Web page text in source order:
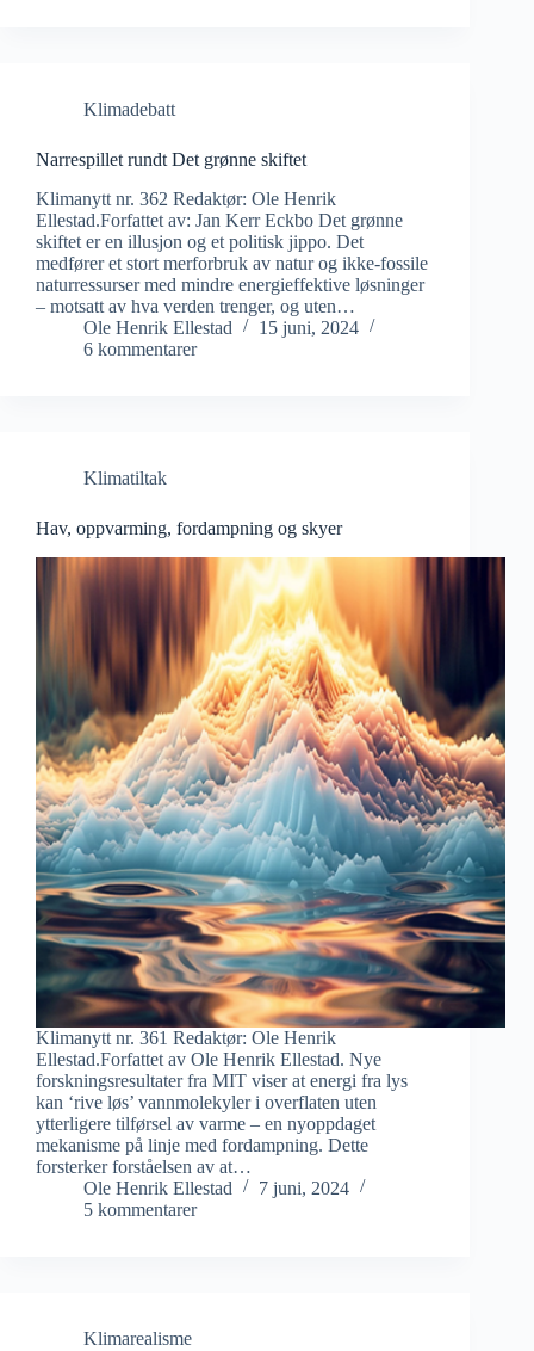
Klimadebatt
Narrespillet rundt Det grønne skiftet
Klimanytt nr. 362 Redaktør: Ole Henrik
Ellestad.Forfattet av: Jan Kerr Eckbo Det grønne
skiftet er en illusjon og et politisk jippo. Det
medfører et stort merforbruk av natur og ikke-fossile
naturressurser med mindre energieffektive løsninger
– motsatt av hva verden trenger, og uten…
Ole Henrik Ellestad
15 juni, 2024
6 kommentarer
Klimatiltak
Hav, oppvarming, fordampning og skyer
Klimanytt nr. 361 Redaktør: Ole Henrik
Ellestad.Forfattet av Ole Henrik Ellestad. Nye
forskningsresultater fra MIT viser at energi fra lys
kan ‘rive løs’ vannmolekyler i overflaten uten
ytterligere tilførsel av varme – en nyoppdaget
mekanisme på linje med fordampning. Dette
forsterker forståelsen av at…
Ole Henrik Ellestad
7 juni, 2024
5 kommentarer
Klimarealisme